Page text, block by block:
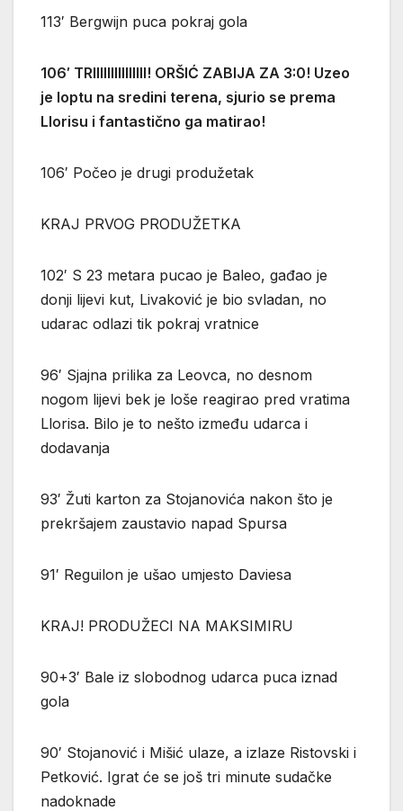
113′ Bergwijn puca pokraj gola
106′ TRIIIIIIIIIIIIIII! ORŠIĆ ZABIJA ZA 3:0! Uzeo
je loptu na sredini terena, sjurio se prema
Llorisu i fantastično ga matirao!
106′ Počeo je drugi produžetak
KRAJ PRVOG PRODUŽETKA
102′ S 23 metara pucao je Baleo, gađao je
donji lijevi kut, Livaković je bio svladan, no
udarac odlazi tik pokraj vratnice
96′ Sjajna prilika za Leovca, no desnom
nogom lijevi bek je loše reagirao pred vratima
Llorisa. Bilo je to nešto između udarca i
dodavanja
93′ Žuti karton za Stojanovića nakon što je
prekršajem zaustavio napad Spursa
91′ Reguilon je ušao umjesto Daviesa
KRAJ! PRODUŽECI NA MAKSIMIRU
90+3′ Bale iz slobodnog udarca puca iznad
gola
90′ Stojanović i Mišić ulaze, a izlaze Ristovski i
Petković. Igrat će se još tri minute sudačke
nadoknade